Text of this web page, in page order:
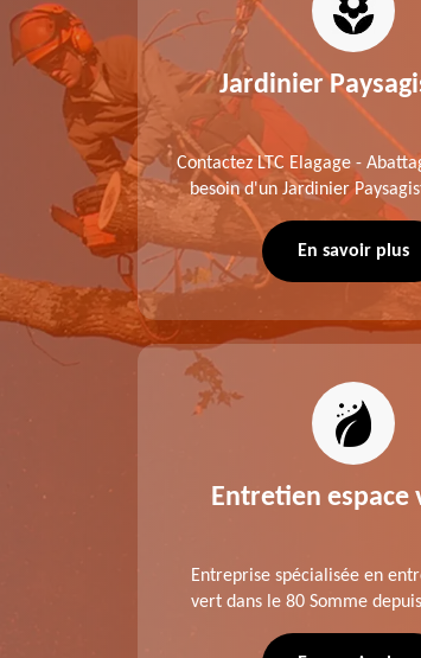
fait
jardinier
.
des
80
,
dans
Jardinier
Contactez LTC Elagage - Abattage si vous
besoin d'un Jardinier
Somme. Chaque intervention
selon les normes en vigueur.
extérieur exceptionnel grâce à
En savoir plus
Entretien espace
Entreprise spécialisée en
vert dans le 80 Somme